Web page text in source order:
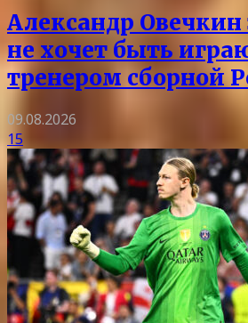
Александр Овечкин
не хочет быть
тренером сборной
09.08.2026
15